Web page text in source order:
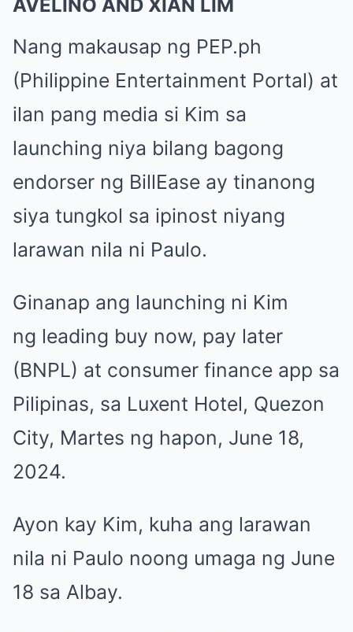
AVELINO AND XIAN LIM
Nang makausap ng PEP.ph
(Philippine Entertainment Portal) at
ilan pang media si Kim sa
launching niya bilang bagong
endorser ng BillEase ay tinanong
siya tungkol sa ipinost niyang
larawan nila ni Paulo.
Ginanap ang launching ni Kim
ng leading buy now, pay later
(BNPL) at consumer finance app sa
Pilipinas, sa Luxent Hotel, Quezon
City, Martes ng hapon, June 18,
2024.
Ayon kay Kim, kuha ang larawan
nila ni Paulo noong umaga ng June
18 sa Albay.